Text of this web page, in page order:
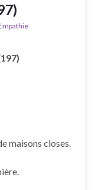
maisons closes.